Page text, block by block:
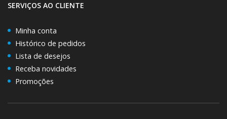
SERVIÇOS AO CLIENTE
Minha conta
Histórico de pedidos
Lista de desejos
Receba novidades
Promoções